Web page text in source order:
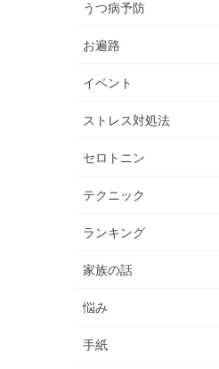
うつ病予防
お遍路
イベント
ストレス対処法
セロトニン
テクニック
ランキング
家族の話
悩み
手紙